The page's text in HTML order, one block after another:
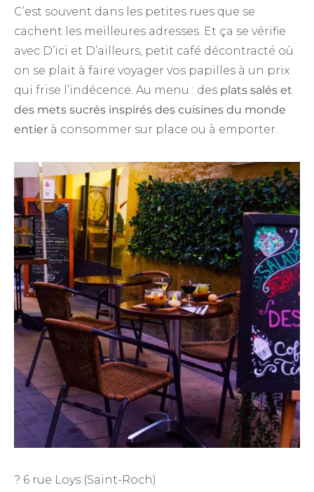
C’est souvent dans les petites rues que se
cachent les meilleures adresses. Et ça se vérifie
avec D’ici et D’ailleurs, petit café décontracté où
on se plait à faire voyager vos papilles à un prix
qui frise l’indécence. Au menu : des plats salés et
des mets sucrés inspirés des cuisines du monde
entier à consommer sur place ou à emporter.
? 6 rue Loys (Saint-Roch)